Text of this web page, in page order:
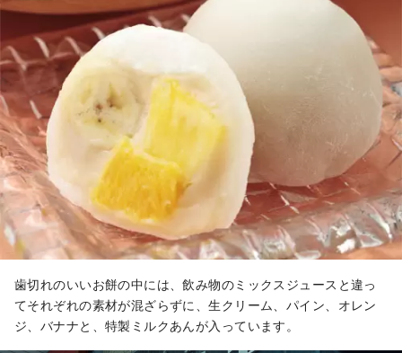
歯切れのいいお餅の中には、飲み物のミックスジュースと違っ
てそれぞれの素材が混ざらずに、生クリーム、パイン、オレン
ジ、バナナと、特製ミルクあんが入っています。